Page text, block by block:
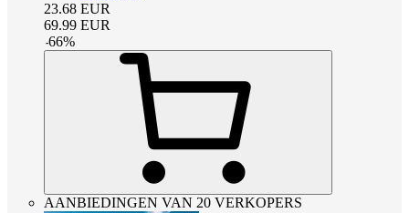
23.68 EUR
69.99 EUR
-66%
AANBIEDINGEN VAN 20 VERKOPERS